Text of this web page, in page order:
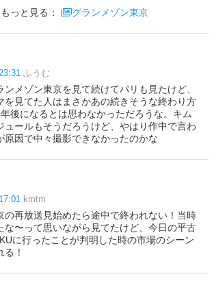
っと見る：
グランメゾン東京
ふうむ
メゾン東京を見て続けてパリも見たけど、
を見てた人はまさかあの続きそうな終わり方
後になるとは思わなかっただろうな。キム
ュールもそうだろうけど、やはり作中で言わ
原因で中々撮影できなかったのかな
kmtm
の再放送見始めたら途中で終われない！当時
な〜って思いながら見てたけど、今日の平古
に行ったことが判明した時の市場のシーン
！